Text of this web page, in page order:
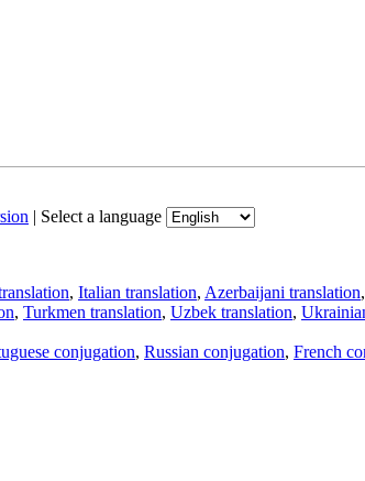
| Select a language
, Italian translation, Azerbaijani translation,
, Turkmen translation, Uzbek translation,
conjugation, Russian conjugation, French